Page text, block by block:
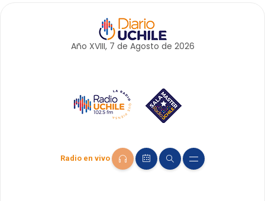
Año XVIII, 7 de Agosto de 2026
Radio en vivo